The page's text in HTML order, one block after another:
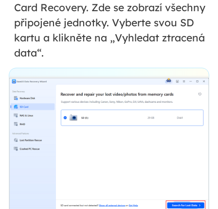
Card Recovery. Zde se zobrazí všechny
připojené jednotky. Vyberte svou SD
kartu a klikněte na „Vyhledat ztracená
data“.